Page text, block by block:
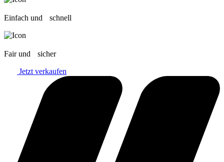
Einfach und schnell
Fair und sicher
Jetzt verkaufen